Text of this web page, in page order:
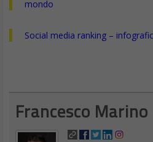
mondo
Social media ranking –
Francesco Marino